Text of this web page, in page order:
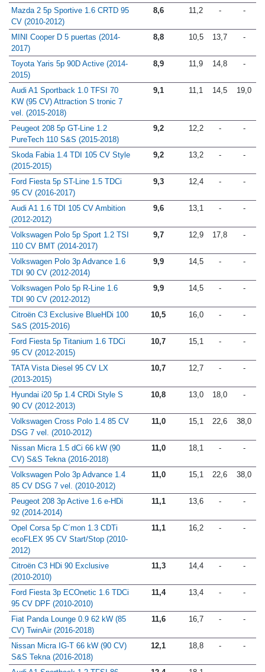
Mazda 2 5p Sportive 1.6 CRTD 95
CV (2010-2012)
8,6 11,2 - -
MINI Cooper D 5 puertas (2014-
2017)
8,8 10,5 13,7 -
Toyota Yaris 5p 90D Active (2014-
2015)
8,9 11,9 14,8 -
Audi A1 Sportback 1.0 TFSI 70
KW (95 CV) Attraction S tronic 7
vel. (2015-2018)
9,1 11,1 14,5 19,0
Peugeot 208 5p GT-Line 1.2
PureTech 110 S&S (2015-2018)
9,2 12,2 - -
Skoda Fabia 1.4 TDI 105 CV Style
(2015-2015)
9,2 13,2 - -
Ford Fiesta 5p ST-Line 1.5 TDCi
95 CV (2016-2017)
9,3 12,4 - -
Audi A1 1.6 TDI 105 CV Ambition
(2012-2012)
9,6 13,1 - -
Volkswagen Polo 5p Sport 1.2 TSI
110 CV BMT (2014-2017)
9,7 12,9 17,8 -
Volkswagen Polo 3p Advance 1.6
TDI 90 CV (2012-2014)
9,9 14,5 - -
Volkswagen Polo 5p R-Line 1.6
TDI 90 CV (2012-2012)
9,9 14,5 - -
Citroën C3 Exclusive BlueHDi 100
S&S (2015-2016)
10,5 16,0 - -
Ford Fiesta 5p Titanium 1.6 TDCi
95 CV (2012-2015)
10,7 15,1 - -
TATA Vista Diesel 95 CV LX
(2013-2015)
10,7 12,7 - -
Hyundai i20 5p 1.4 CRDi Style S
90 CV (2012-2013)
10,8 13,0 18,0 -
Volkswagen Cross Polo 1.4 85 CV
DSG 7 vel. (2010-2012)
11,0 15,1 22,6 38,0
Nissan Micra 1.5 dCi 66 kW (90
CV) S&S Tekna (2016-2018)
11,0 18,1 - -
Volkswagen Polo 3p Advance 1.4
85 CV DSG 7 vel. (2010-2012)
11,0 15,1 22,6 38,0
Peugeot 208 3p Active 1.6 e-HDi
92 (2014-2014)
11,1 13,6 - -
Opel Corsa 5p C´mon 1.3 CDTi
ecoFLEX 95 CV Start/Stop (2010-
2012)
11,1 16,2 - -
Citroën C3 HDi 90 Exclusive
(2010-2010)
11,3 14,4 - -
Ford Fiesta 3p ECOnetic 1.6 TDCi
95 CV DPF (2010-2010)
11,4 13,4 - -
Fiat Panda Lounge 0.9 62 kW (85
CV) TwinAir (2016-2018)
11,6 16,7 - -
Nissan Micra IG-T 66 kW (90 CV)
S&S Tekna (2016-2018)
12,1 18,8 - -